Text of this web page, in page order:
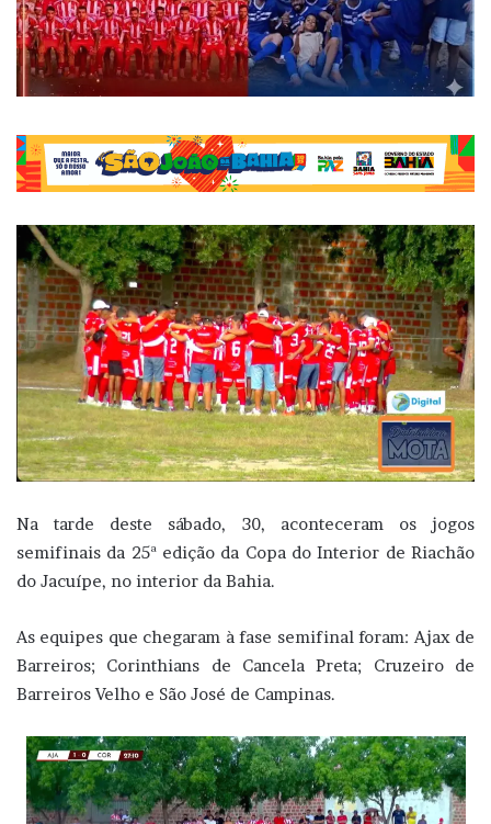
Na tarde deste sábado, 30, aconteceram os jogos
semifinais da 25ª edição da Copa do Interior de Riachão
do Jacuípe, no interior da Bahia.
As equipes que chegaram à fase semifinal foram: Ajax de
Barreiros; Corinthians de Cancela Preta; Cruzeiro de
Barreiros Velho e São José de Campinas.